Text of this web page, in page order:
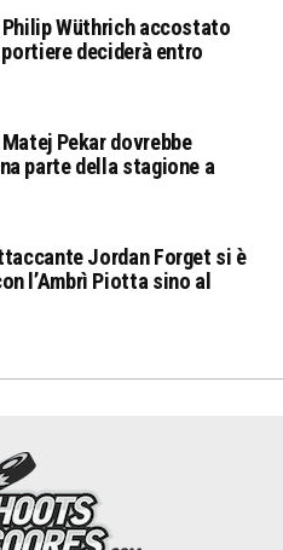
Wüthrich accostato
deciderà entro
Pekar dovrebbe
parte della stagione a
Jordan Forget si è
l’Ambrì Piotta sino al